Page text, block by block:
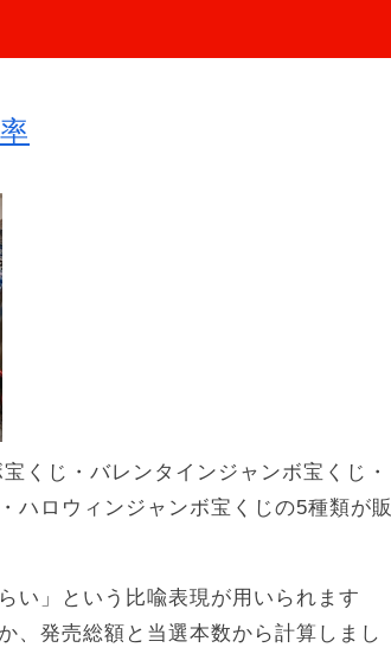
くじ・バレンタインジャンボ宝くじ・
ハロウィンジャンボ宝くじの5種類が販
い」という比喩表現が用いられます
、発売総額と当選本数から計算しまし